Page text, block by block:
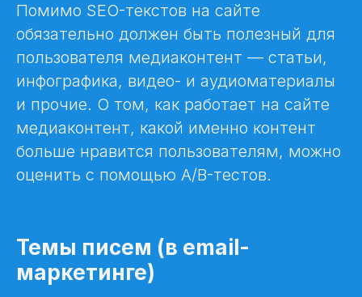
Помимо SEO-текстов на сайте
обязательно должен быть полезный для
пользователя медиаконтент — статьи,
инфографика, видео- и аудиоматериалы
и прочие. О том, как работает на сайте
медиаконтент, какой именно контент
больше нравится пользователям, можно
оценить с помощью A/B-тестов.
Темы писем (в email-
маркетинге)